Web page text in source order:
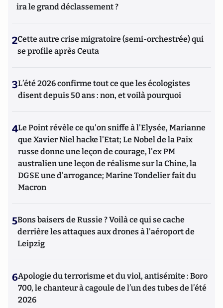
ira le grand déclassement ?
2Cette autre crise migratoire (semi-orchestrée) qui
se profile après Ceuta
3L’été 2026 confirme tout ce que les écologistes
disent depuis 50 ans : non, et voilà pourquoi
4Le Point révèle ce qu'on sniffe à l'Elysée, Marianne
que Xavier Niel hacke l'Etat; Le Nobel de la Paix
russe donne une leçon de courage, l'ex PM
australien une leçon de réalisme sur la Chine, la
DGSE une d'arrogance; Marine Tondelier fait du
Macron
5Bons baisers de Russie ? Voilà ce qui se cache
derrière les attaques aux drones à l'aéroport de
Leipzig
6Apologie du terrorisme et du viol, antisémite : Boro
700, le chanteur à cagoule de l’un des tubes de l’été
2026